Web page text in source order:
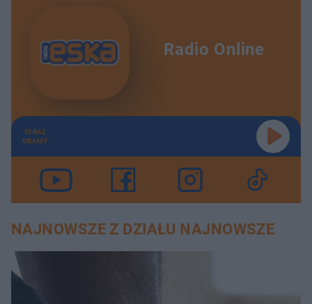
Radio Online
TERAZ
GRAMY
NAJNOWSZE Z DZIAŁU NAJNOWSZE